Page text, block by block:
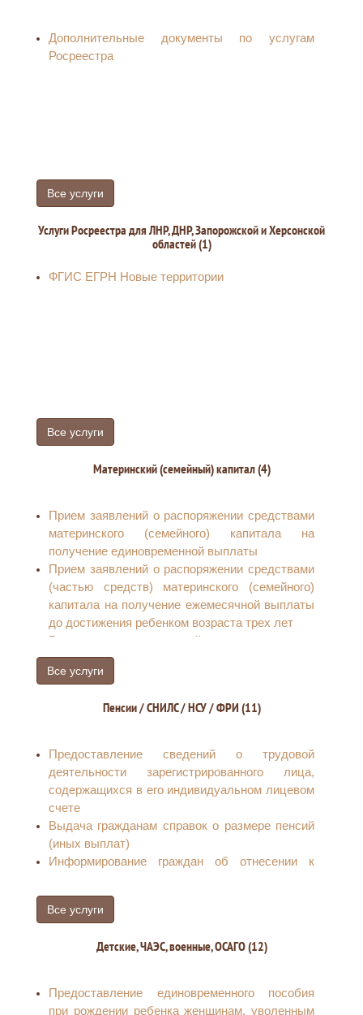
Дополнительные документы по услугам
Росреестра
Все услуги
Услуги Росреестра для ЛНР, ДНР, Запорожской и Херсонской
областей (1)
ФГИС ЕГРН Новые территории
Все услуги
Материнский (семейный) капитал (4)
Прием заявлений о распоряжении средствами
материнского (семейного) капитала на
получение единовременной выплаты
Прием заявлений о распоряжении средствами
(частью средств) материнского (семейного)
капитала на получение ежемесячной выплаты
до достижения ребенком возраста трех лет
Рассмотрение заявлений о распоряжении
средствами (частью средств) материнского
(семейного) капитала
материнский (семейный) капитал
Все услуги
Пенсии / СНИЛС / НСУ / ФРИ (11)
Предоставление сведений о трудовой
деятельности зарегистрированного лица,
содержащихся в его индивидуальном лицевом
счете
Выдача гражданам справок о размере пенсий
(иных выплат)
Информирование граждан об отнесении к
Прием, рассмотрение заявлений
(уведомления) застрахованных лиц в целях
инвестировании средств пенсионных
Установление ежемесячной денежной
выплаты отдельным категориям граждан в
Все услуги
Детские, ЧАЭС, военные, ОСАГО (12)
Предоставление единовременного пособия
при рождении ребенка женщинам, уволенным